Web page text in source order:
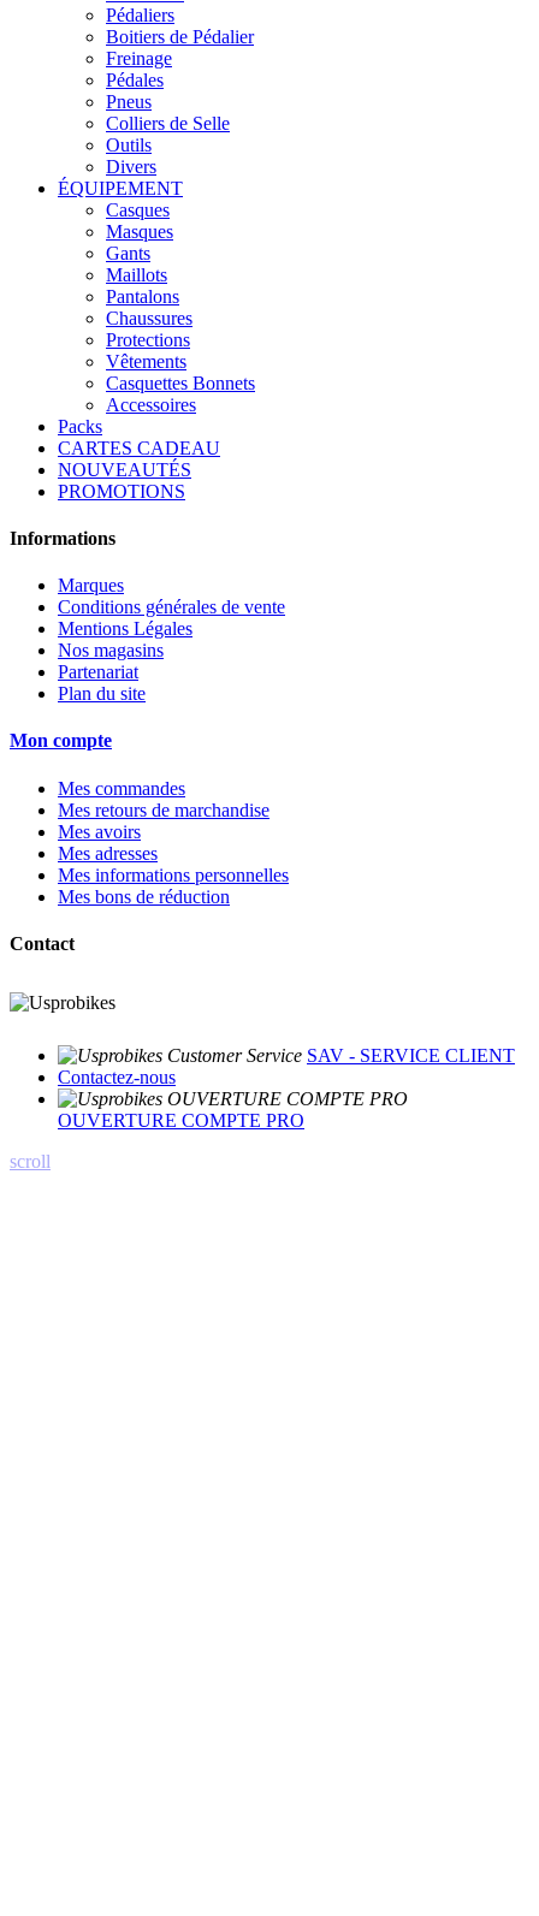
Pédaliers
Boitiers de Pédalier
Freinage
Pédales
Pneus
Colliers de Selle
Outils
Divers
ÉQUIPEMENT
Casques
Masques
Gants
Maillots
Pantalons
Chaussures
Protections
Vêtements
Casquettes Bonnets
Accessoires
Packs
CARTES CADEAU
NOUVEAUTÉS
PROMOTIONS
Informations
Marques
Conditions générales de vente
Mentions Légales
Nos magasins
Partenariat
Plan du site
Mon compte
Mes commandes
Mes retours de marchandise
Mes avoirs
Mes adresses
Mes informations personnelles
Mes bons de réduction
Contact
SAV - SERVICE CLIENT
Contactez-nous
OUVERTURE COMPTE PRO
scroll